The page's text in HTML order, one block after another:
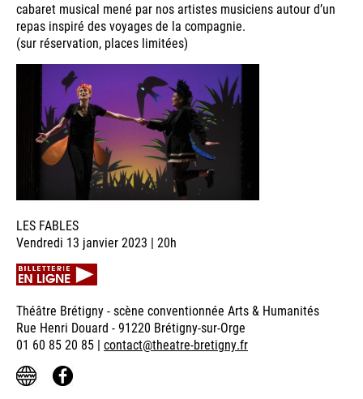
cabaret musical mené par nos artistes musiciens autour d’un
repas inspiré des voyages de la compagnie.
(sur réservation, places limitées)
LES FABLES
Vendredi 13 janvier 2023 | 20h
Théâtre Brétigny - scène conventionnée Arts & Humanités
Rue Henri Douard - 91220 Brétigny-sur-Orge
01 60 85 20 85 | contact@theatre-bretigny.fr